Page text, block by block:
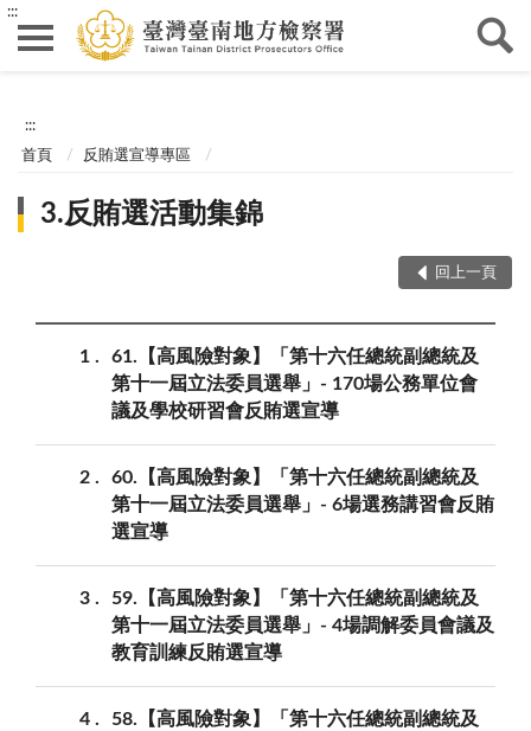
:::
:::
首頁 反賄選宣導專區
3.反賄選活動集錦
回上一頁
1
61.【高風險對象】「第十六任總統副總統及
第十一屆立法委員選舉」- 170場公務單位會
議及學校研習會反賄選宣導
2
60.【高風險對象】「第十六任總統副總統及
第十一屆立法委員選舉」- 6場選務講習會反賄
選宣導
3
59.【高風險對象】「第十六任總統副總統及
第十一屆立法委員選舉」- 4場調解委員會議及
教育訓練反賄選宣導
4
58.【高風險對象】「第十六任總統副總統及